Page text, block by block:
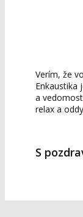
Verím, že
Enkaustika
a
relax a
S